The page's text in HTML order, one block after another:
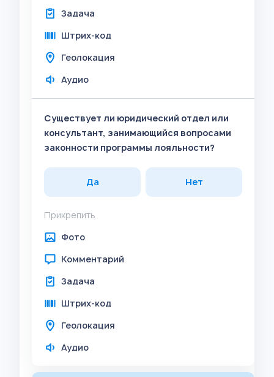
Задача
Штрих-код
Геолокация
Аудио
Существует ли юридический отдел или
консультант, занимающийся вопросами
законности программы лояльности?
Да Нет
Прикрепить
Фото
Комментарий
Задача
Штрих-код
Геолокация
Аудио